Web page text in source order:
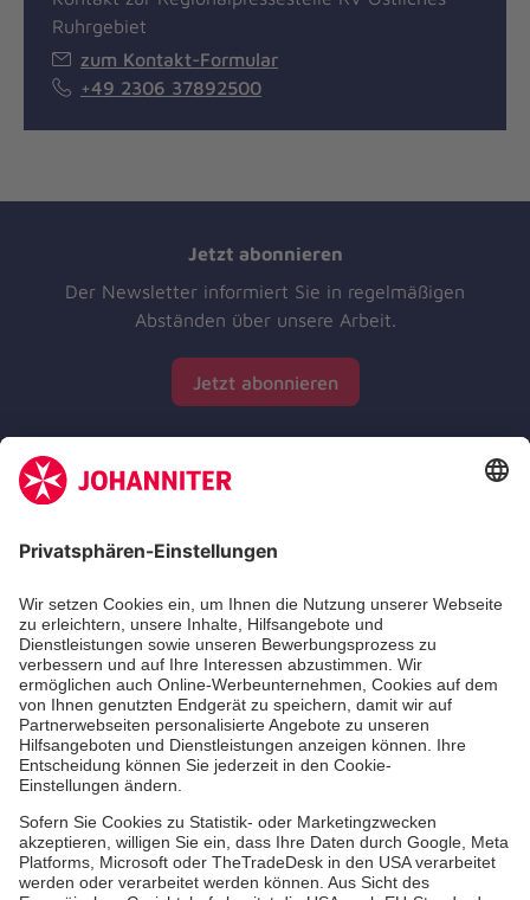
Ruhrgebiet
zum Kontakt-Formular
+49 2306 37892500
Jetzt abonnieren
Der Newsletter informiert Sie in regelmäßigen
Abständen über unsere Arbeit.
Jetzt abonnieren
Zertifizierung der Johanniter-Unfall-Hilfe e.V.
Die Johanniter GmbH führt das Spendenzertifikat
des Deutschen Spendenrats e.V.
Dienste & Leistungen